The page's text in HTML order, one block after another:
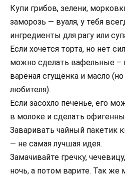
Купи грибов, зелени,
заморозь — вуаля, у тебя
ингредиенты для рагу или
Если хочется торта, но нет
можно сделать вафельные
варёная сгущёнка и масло (но
любителя).
Если засохло печенье, его
в молоке и сделать
Заваривать чайный пакетик
— не самая лучшая идея.
Замачивайте гречку,
ночь, а потом варите. Так